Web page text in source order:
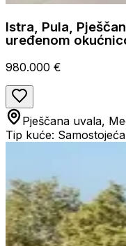
Istra, Pula,
uređenom
980.000 €
Pješčana uvala,
Tip kuće: Samostojeća